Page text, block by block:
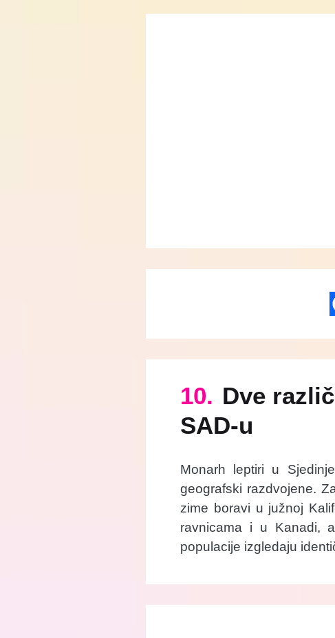
10. Dve
SAD-u
Monarh leptiri u
geografski razdvojene.
zime boravi u južnoj
ravnicama i u Kanadi,
populacije izgledaju